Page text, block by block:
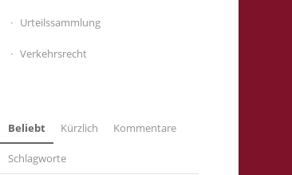
Urteilssammlung
Verkehrsrecht
Beliebt Kürzlich Kommentare
Schlagworte